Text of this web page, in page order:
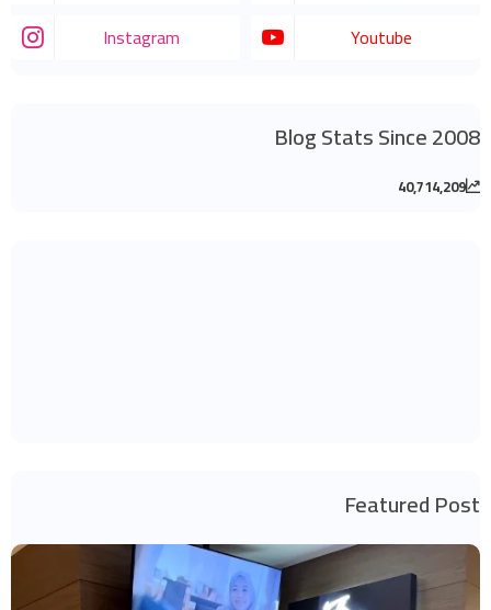
Instagram
Youtube
Blog Stats Since 2008
40,714,209
Featured Post